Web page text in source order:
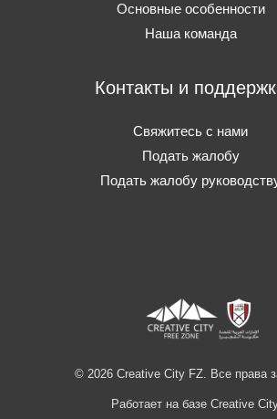
Основные особенности
Наша команда
Контакты и
Свяжитесь с нами
Подать жалобу
Подать жалобу
© 2026 Creative City FZ. Все права
Работает на базе Creative